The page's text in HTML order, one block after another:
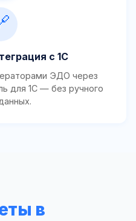
с 1С
ЭДО через
для 1С — без ручного
в